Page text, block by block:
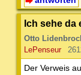
Ich sehe da
Otto
LePenseur
Der Verweis